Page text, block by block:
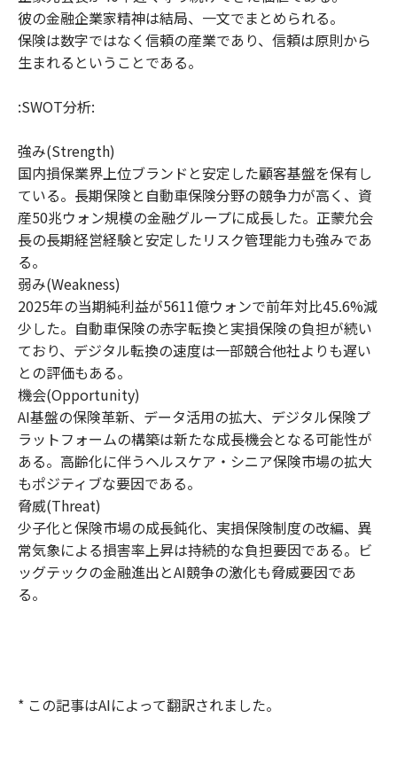
彼の金融企業家精神は結局、一文でまとめられる。
保険は数字ではなく信頼の産業であり、信頼は原則から
生まれるということである。
:SWOT分析:
強み(Strength)
国内損保業界上位ブランドと安定した顧客基盤を保有し
ている。長期保険と自動車保険分野の競争力が高く、資
産50兆ウォン規模の金融グループに成長した。正蒙允会
長の長期経営経験と安定したリスク管理能力も強みであ
る。
弱み(Weakness)
2025年の当期純利益が5611億ウォンで前年対比45.6%減
少した。自動車保険の赤字転換と実損保険の負担が続い
ており、デジタル転換の速度は一部競合他社よりも遅い
との評価もある。
機会(Opportunity)
AI基盤の保険革新、データ活用の拡大、デジタル保険プ
ラットフォームの構築は新たな成長機会となる可能性が
ある。高齢化に伴うヘルスケア・シニア保険市場の拡大
もポジティブな要因である。
脅威(Threat)
少子化と保険市場の成長鈍化、実損保険制度の改編、異
常気象による損害率上昇は持続的な負担要因である。ビ
ッグテックの金融進出とAI競争の激化も脅威要因であ
る。
* この記事はAIによって翻訳されました。